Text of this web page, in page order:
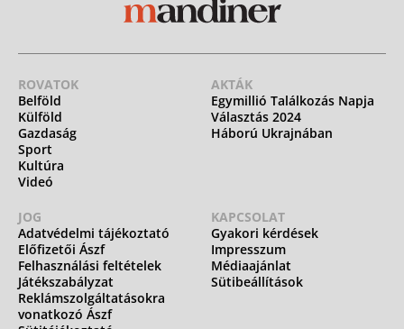
ROVATOK
Belföld
Külföld
Gazdaság
Sport
Kultúra
Videó
AKTÁK
Egymillió Találkozás Napja
Választás 2024
Háború Ukrajnában
JOG
Adatvédelmi tájékoztató
Előfizetői Ászf
Felhasználási feltételek
Játékszabályzat
Reklámszolgáltatásokra
vonatkozó Ászf
KAPCSOLAT
Gyakori kérdések
Impresszum
Médiaajánlat
Sütibeállítások